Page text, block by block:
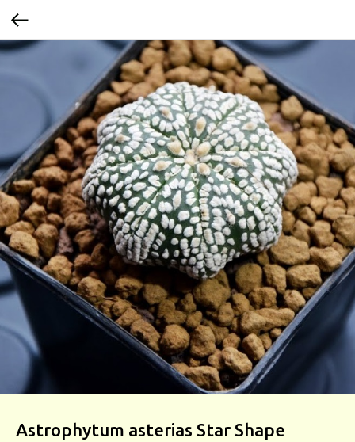
Astrophytum asterias Star Shape